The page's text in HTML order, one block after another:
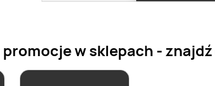
w sklepach -